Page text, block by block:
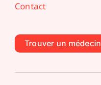
Contact
Trouver un médecin